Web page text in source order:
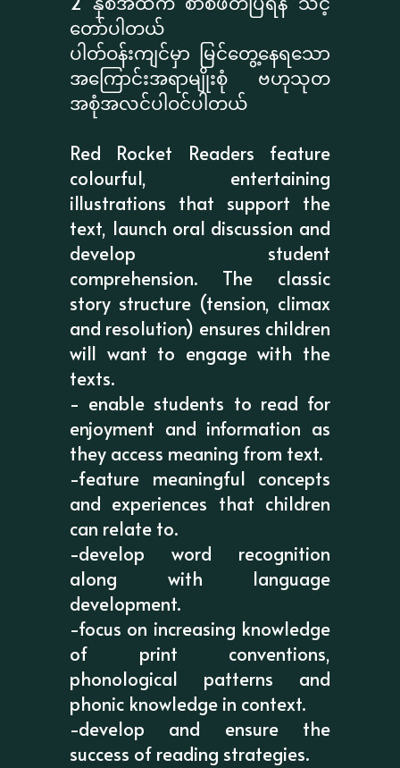
တော်ပါတယ်
ပါတ်ဝန်းကျင်မှာ မြင်တွေ့နေရသော
အကြောင်းအရာမျိုးစုံ ဗဟုသုတ
အစုံအလင်ပါဝင်ပါတယ်
Red Rocket Readers feature
colourful, entertaining
illustrations that support the
text, launch oral discussion and
develop student
comprehension. The classic
story structure (tension, climax
and resolution) ensures children
will want to engage with the
texts.
- enable students to read for
enjoyment and information as
they access meaning from text.
-feature meaningful concepts
and experiences that children
can relate to.
-develop word recognition
along with language
development.
-focus on increasing knowledge
of print conventions,
phonological patterns and
phonic knowledge in context.
-develop and ensure the
success of reading strategies.